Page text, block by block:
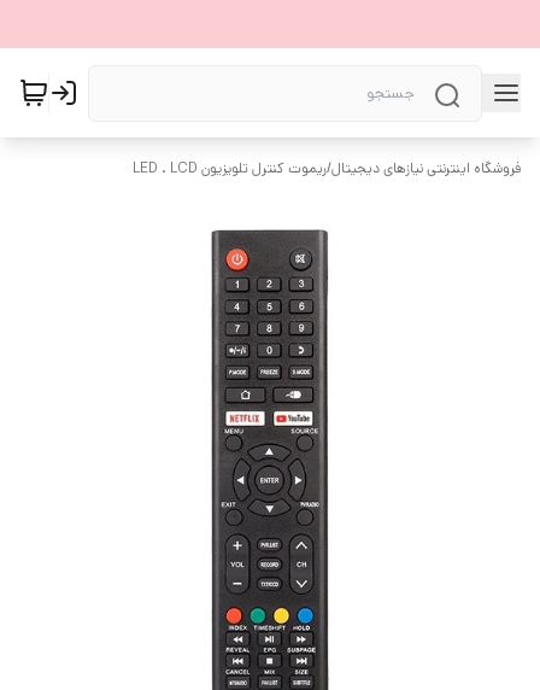
فروشگاه اینترنتی نیازهای دیجیتال/ریموت کنترل تلویزیون LED . LCD